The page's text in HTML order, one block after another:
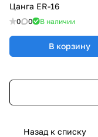
Цанга ER-16
0 0 В наличии
В корзину
Назад к списку